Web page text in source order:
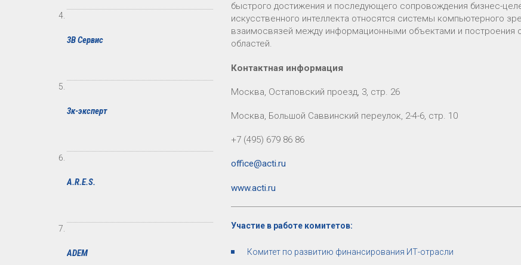
3В Сервис
3к-эксперт
A.R.E.S.
ADEM
быстрого достижения и последующего сопровождения бизнес-
искусственного интеллекта относятся системы компьютерного
взаимосвязей между информационными объектами и построения
областей.
Контактная информация
Москва, Остаповский проезд, 3, стр. 26
Москва, Большой Саввинский переулок, 2-4-6, стр. 10
+7 (495) 679 86 86
office@acti.ru
www.acti.ru
Участие в работе комитетов:
Комитет по развитию финансирования ИТ-отрасли